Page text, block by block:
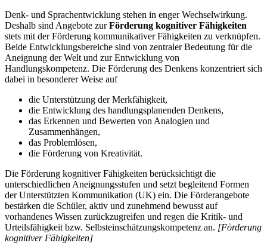
Denk- und Sprachentwicklung stehen in enger Wechselwirkung.
Deshalb sind Angebote zurFörderung kognitiver Fähigkeiten
stets mit der Förderung kommunikativer Fähigkeiten zu verknüpfen.
Beide Entwicklungsbereiche sind von zentraler Bedeutung für die
Aneignung der Welt und zur Entwicklung von
Handlungskompetenz. Die Förderung des Denkens konzentriert sich
dabei in besonderer Weise auf
die Unterstützung der Merkfähigkeit,
die Entwicklung des handlungsplanenden Denkens,
das Erkennen und Bewerten von Analogien und
Zusammenhängen,
das Problemlösen,
die Förderung von Kreativität.
Die Förderung kognitiver Fähigkeiten berücksichtigt die
unterschiedlichen Aneignungsstufen und setzt begleitend Formen
der Unterstützten Kommunikation (UK) ein. Die Förderangebote
bestärken die Schüler, aktiv und zunehmend bewusst auf
vorhandenes Wissen zurückzugreifen und regen die Kritik- und
Urteilsfähigkeit bzw. Selbsteinschätzungskompetenz an. [Förderung
kognitiver Fähigkeiten]